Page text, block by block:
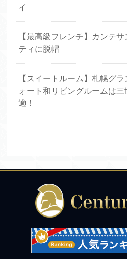
イ
【最高級フレンチ】カンテ
ティに脱帽
【スイートルーム】札幌グ
ォート和リビングルームは
適！